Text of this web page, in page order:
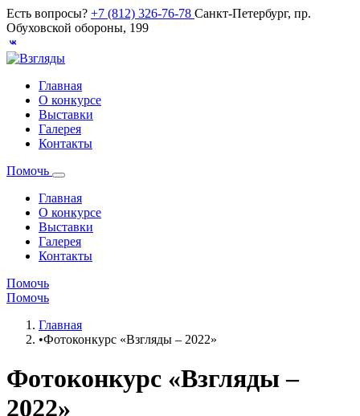
Есть вопросы? +7 (812) 326-76-78 Санкт-Петербург, пр.
Обуховской обороны, 199
Главная
О конкурсе
Выставки
Галерея
Контакты
Помочь
Главная
О конкурсе
Выставки
Галерея
Контакты
Помочь
Помочь
Главная
•Фотоконкурс «Взгляды – 2022»
Фотоконкурс «Взгляды –
2022»